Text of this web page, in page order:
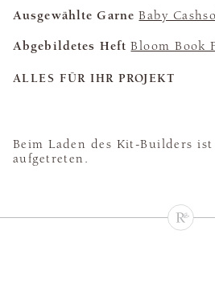
Ausgewählte Garne Baby
Abgebildetes Heft Bloom Book
ALLES FÜR IHR PROJEKT
Beim Laden des Kit-Builders
aufgetreten.